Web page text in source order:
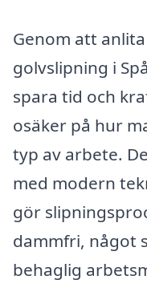
Genom att
golvslipning i
spara tid och
osäker på hur
typ av arbete.
med modern
gör
dammfri, något
behaglig